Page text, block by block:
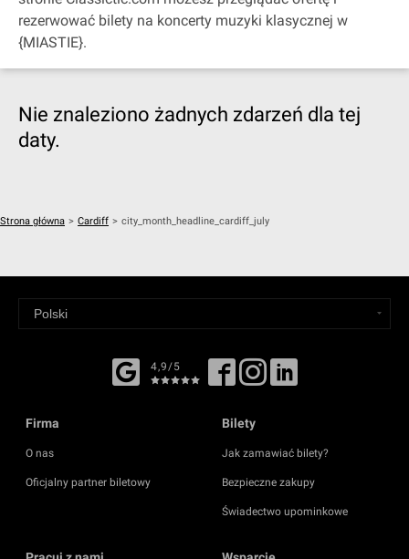
rezerwować bilety na koncerty muzyki klasycznej w
{MIASTIE}.
Nie znaleziono żadnych zdarzeń dla tej
daty.
Strona główna > Cardiff > city_month_headline_cardiff_july
4,9/5
Firma
O nas
Oficjalny partner biletowy
Bilety
Jak zamawiać bilety?
Bezpieczne zakupy
Świadectwo upominkowe